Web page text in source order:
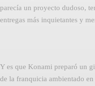
parecía un proyecto dudoso,
entregas más inquietantes y
Y es que Konami preparó un
de la franquicia ambientado